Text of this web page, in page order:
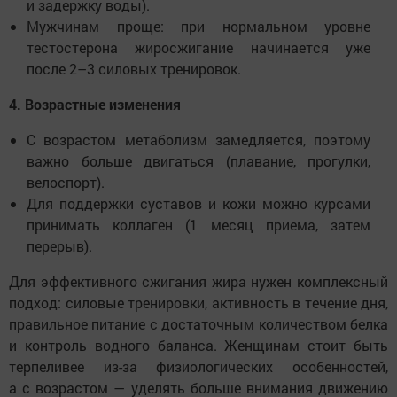
и задержку воды).
Мужчинам проще: при нормальном уровне
тестостерона жиросжигание начинается уже
после 2–3 силовых тренировок.
4. Возрастные изменения
С возрастом метаболизм замедляется, поэтому
важно больше двигаться (плавание, прогулки,
велоспорт).
Для поддержки суставов и кожи можно курсами
принимать коллаген (1 месяц приема, затем
перерыв).
Для эффективного сжигания жира нужен комплексный
подход: силовые тренировки, активность в течение дня,
правильное питание с достаточным количеством белка
и контроль водного баланса. Женщинам стоит быть
терпеливее из-за физиологических особенностей,
а с возрастом — уделять больше внимания движению